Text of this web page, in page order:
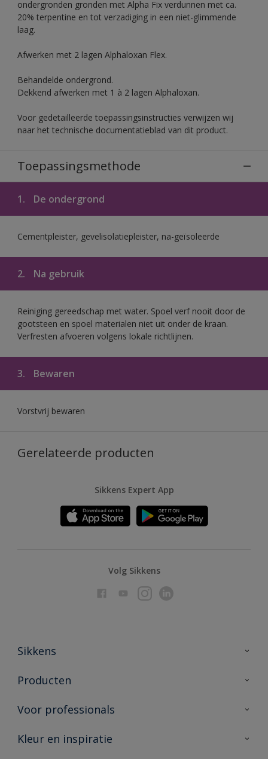
ondergronden gronden met Alpha Fix verdunnen met ca.
20% terpentine en tot verzadiging in een niet-glimmende
laag.
Afwerken met 2 lagen Alphaloxan Flex.
Behandelde ondergrond.
Dekkend afwerken met 1 à 2 lagen Alphaloxan.
Voor gedetailleerde toepassingsinstructies verwijzen wij
naar het technische documentatieblad van dit product.
Toepassingsmethode
1. De ondergrond
Cementpleister, gevelisolatiepleister, na-geïsoleerde
2. Na gebruik
Reiniging gereedschap met water. Spoel verf nooit door de
gootsteen en spoel materialen niet uit onder de kraan.
Verfresten afvoeren volgens lokale richtlijnen.
3. Bewaren
Vorstvrij bewaren
Gerelateerde producten
Sikkens Expert App
Volg Sikkens
Sikkens
Over Sikkens
Duurzaamheid
Producten
Producten voor binnen
Vind je verkooppunt
Voor professionals
Advies & service
Kleur en inspiratie